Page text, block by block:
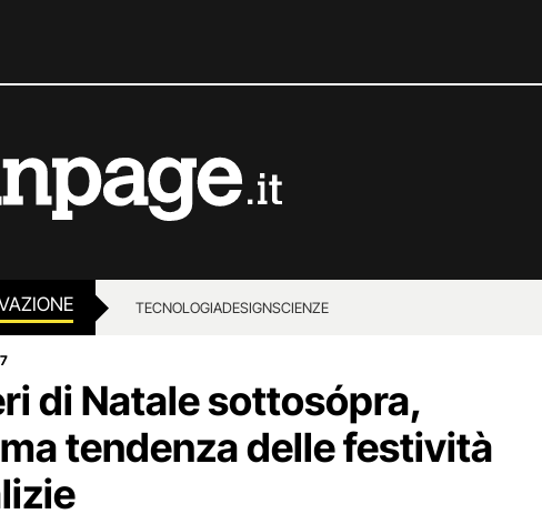
TECNOLOGIADESIGNSCIENZE
di Natale sottosópra,
tendenza delle festività